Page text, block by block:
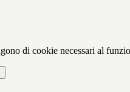
di cookie necessari al